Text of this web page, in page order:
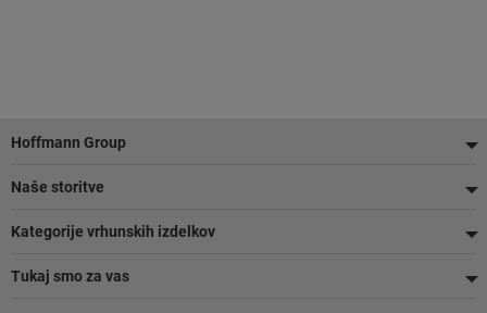
Noga
Hoffmann Group
Naše storitve
Kategorije vrhunskih izdelkov
Tukaj smo za vas